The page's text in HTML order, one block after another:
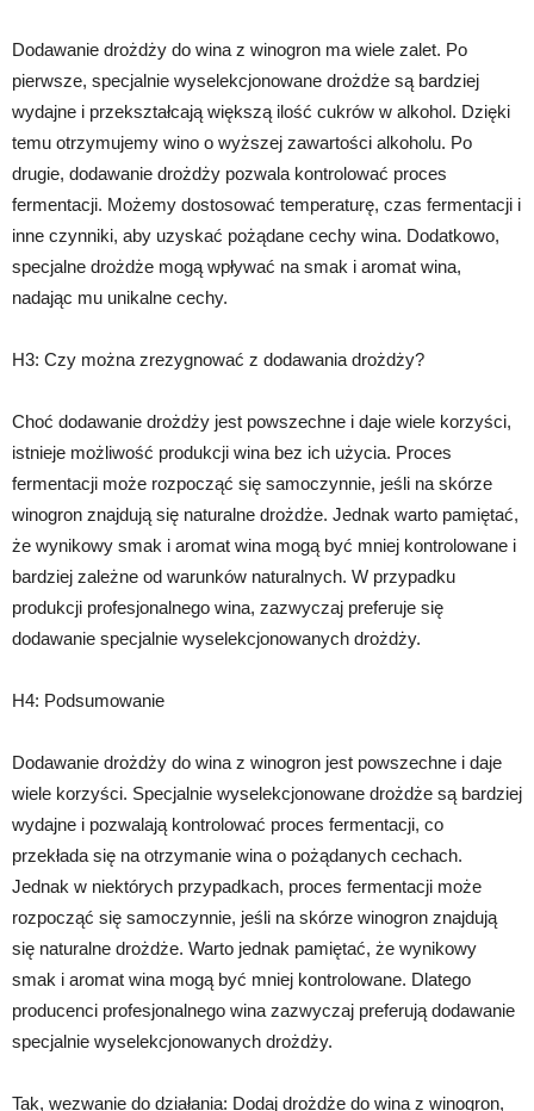
Dodawanie drożdży do wina z winogron ma wiele zalet. Po
pierwsze, specjalnie wyselekcjonowane drożdże są bardziej
wydajne i przekształcają większą ilość cukrów w alkohol. Dzięki
temu otrzymujemy wino o wyższej zawartości alkoholu. Po
drugie, dodawanie drożdży pozwala kontrolować proces
fermentacji. Możemy dostosować temperaturę, czas fermentacji i
inne czynniki, aby uzyskać pożądane cechy wina. Dodatkowo,
specjalne drożdże mogą wpływać na smak i aromat wina,
nadając mu unikalne cechy.
H3: Czy można zrezygnować z dodawania drożdży?
Choć dodawanie drożdży jest powszechne i daje wiele korzyści,
istnieje możliwość produkcji wina bez ich użycia. Proces
fermentacji może rozpocząć się samoczynnie, jeśli na skórze
winogron znajdują się naturalne drożdże. Jednak warto pamiętać,
że wynikowy smak i aromat wina mogą być mniej kontrolowane i
bardziej zależne od warunków naturalnych. W przypadku
produkcji profesjonalnego wina, zazwyczaj preferuje się
dodawanie specjalnie wyselekcjonowanych drożdży.
H4: Podsumowanie
Dodawanie drożdży do wina z winogron jest powszechne i daje
wiele korzyści. Specjalnie wyselekcjonowane drożdże są bardziej
wydajne i pozwalają kontrolować proces fermentacji, co
przekłada się na otrzymanie wina o pożądanych cechach.
Jednak w niektórych przypadkach, proces fermentacji może
rozpocząć się samoczynnie, jeśli na skórze winogron znajdują
się naturalne drożdże. Warto jednak pamiętać, że wynikowy
smak i aromat wina mogą być mniej kontrolowane. Dlatego
producenci profesjonalnego wina zazwyczaj preferują dodawanie
specjalnie wyselekcjonowanych drożdży.
Tak, wezwanie do działania: Dodaj drożdże do wina z winogron,